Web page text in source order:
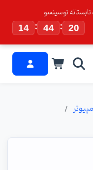
توسینسو
14 : 44 : 19